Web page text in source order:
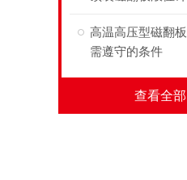
高温高压型磁翻
需遵守的条件
查看全部